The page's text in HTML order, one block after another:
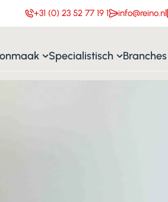
+31 (0) 23 52 77 19 1 info@reino.nl
kwaliteit
Specialistisch Branches